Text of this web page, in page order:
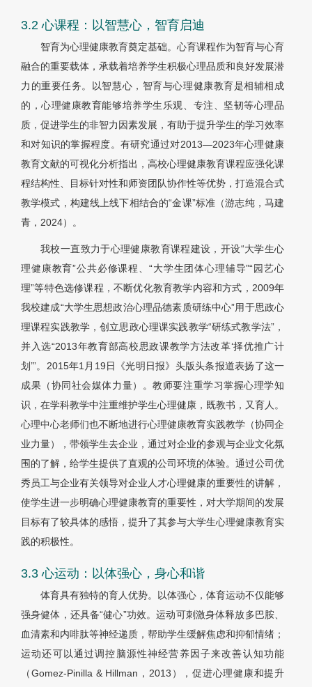
3.2 心课程：以智慧心，智育启迪
智育为心理健康教育奠定基础。心育课程作为智育与心育
融合的重要载体，承载着培养学生积极心理品质和良好发展潜
力的重要任务。以智慧心，智育与心理健康教育是相辅相成
的，心理健康教育能够培养学生乐观、专注、坚韧等心理品
质，促进学生的非智力因素发展，有助于提升学生的学习效率
和对知识的掌握程度。有研究通过对2013—2023年心理健康
教育文献的可视化分析指出，高校心理健康教育课程应强化课
程结构性、目标针对性和师资团队协作性等优势，打造混合式
教学模式，构建线上线下相结合的“金课”标准（游志纯，马建
青，2024）。
我校一直致力于心理健康教育课程建设，开设“大学生心
理健康教育”公共必修课程、“大学生团体心理辅导”“园艺心
理”等特色选修课程，不断优化教育教学内容和方式，2009年
我校建成“大学生思想政治心理品德素质研练中心”用于思政心
理课程实践教学，创立思政心理课实践教学“研练式教学法”，
并入选“2013年教育部高校思政课教学方法改革‘择优推广计
划’”。2015年1月19日《光明日报》头版头条报道表扬了这一
成果（协同社会媒体力量）。教师要注重学习掌握心理学知
识，在学科教学中注重维护学生心理健康，既教书，又育人。
心理中心老师们也不断地进行心理健康教育实践教学（协同企
业力量），带领学生去企业，通过对企业的参观与企业文化氛
围的了解，给学生提供了直观的公司环境的体验。通过公司优
秀员工与企业有关领导对企业人才心理健康的重要性的讲解，
使学生进一步明确心理健康教育的重要性，对大学期间的发展
目标有了较具体的感悟，提升了其参与大学生心理健康教育实
践的积极性。
3.3 心运动：以体强心，身心和谐
体育具有独特的育人优势。以体强心，体育运动不仅能够
强身健体，还具备“健心”功效。运动可刺激身体释放多巴胺、
血清素和内啡肽等神经递质，帮助学生缓解焦虑和抑郁情绪；
运动还可以通过调控脑源性神经营养因子来改善认知功能
（Gomez-Pinilla & Hillman，2013），促进心理健康和提升